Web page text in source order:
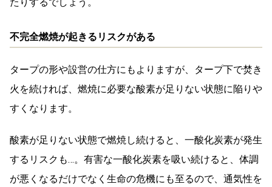
不完全燃焼が起きるリスクがある
タープの形や設営の仕方にもよりますが、タープ下で焚き
火を続ければ、燃焼に必要な酸素が足りない状態に陥りや
すくなります。
酸素が足りない状態で燃焼し続けると、一酸化炭素が発生
するリスクも…。有害な一酸化炭素を吸い続けると、体調
が悪くなるだけでなく生命の危機にも至るので、通気性を